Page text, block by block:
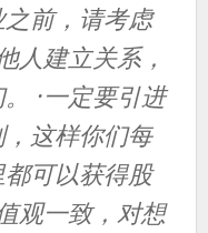
前，请考虑
人建立关系，
·一定要引进
这样你们每
可以获得股
观一致，对想